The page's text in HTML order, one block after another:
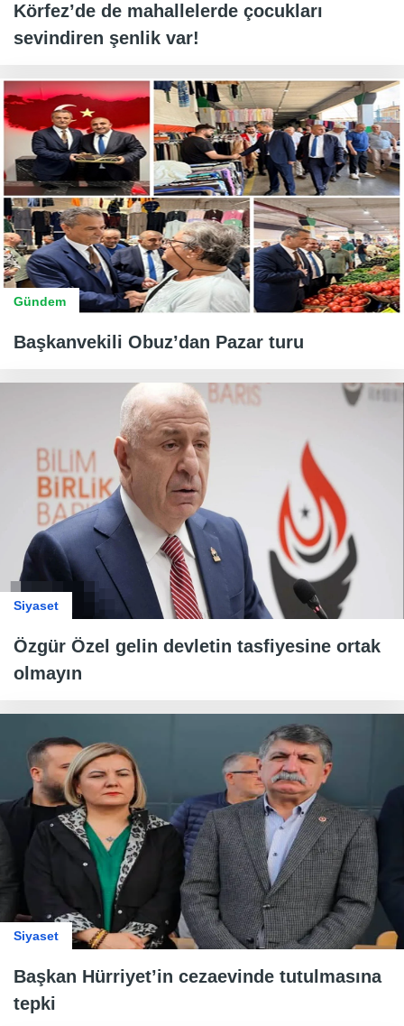
Körfez’de de mahallelerde çocukları
sevindiren şenlik var!
Gündem
Başkanvekili Obuz’dan Pazar turu
Siyaset
Özgür Özel gelin devletin tasfiyesine ortak
olmayın
Siyaset
Başkan Hürriyet’in cezaevinde tutulmasına
tepki